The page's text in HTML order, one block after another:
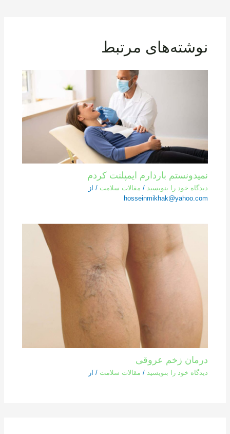
نوشته‌های مرتبط
نمیدونستم باردارم ایمپلنت کردم
دیدگاه‌ خود را بنویسید / مقالات سلامت / از
hosseinmikhak@yahoo.com
درمان زخم عروقی
دیدگاه‌ خود را بنویسید / مقالات سلامت / از